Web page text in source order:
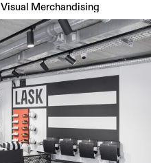
Visual Merchandising